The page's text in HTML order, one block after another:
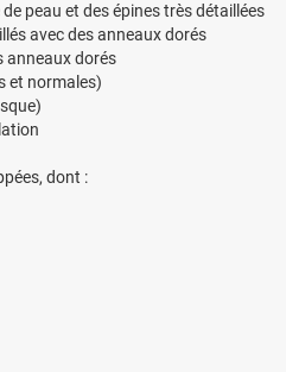
peau et des épines très détaillées
avec des anneaux dorés
anneaux dorés
et normales)
dont :